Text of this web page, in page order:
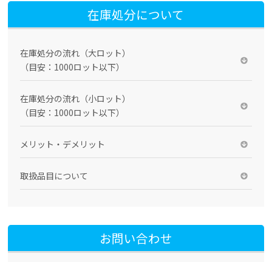
在庫処分について
在庫処分の流れ（大ロット）
（目安：1000ロット以下）
在庫処分の流れ（小ロット）
（目安：1000ロット以下）
メリット・デメリット
取扱品目について
お問い合わせ